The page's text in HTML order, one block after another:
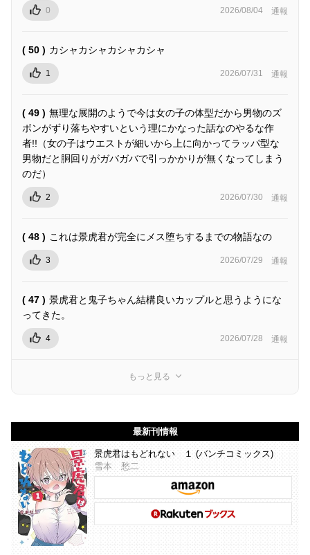
0 2026/08/04 通報
( 50 ) カシャカシャカシャカシャ
1 2026/07/31 通報
( 49 ) 無理な展開のようで今は女の子の体型だから男物のズ
ボンがずり落ちやすいという理にかなった話なのやるな作
者!!（女の子はウエストが細いから上に向かってラッパ型な
男物だと胴回りがガバガバで引っかかりが無くなってしまう
のだ）
2 2026/07/30 通報
( 48 ) これは景虎君が完全にメス堕ちするまでの物語なの
3 2026/07/29 通報
( 47 ) 景虎君と鬼子ちゃん結構良いカップルと思うようにな
ってきた。
4 2026/07/28 通報
もっと見る
最新刊情報
景虎君はもどれない １ (バンチコミックス)
雪本 愁二